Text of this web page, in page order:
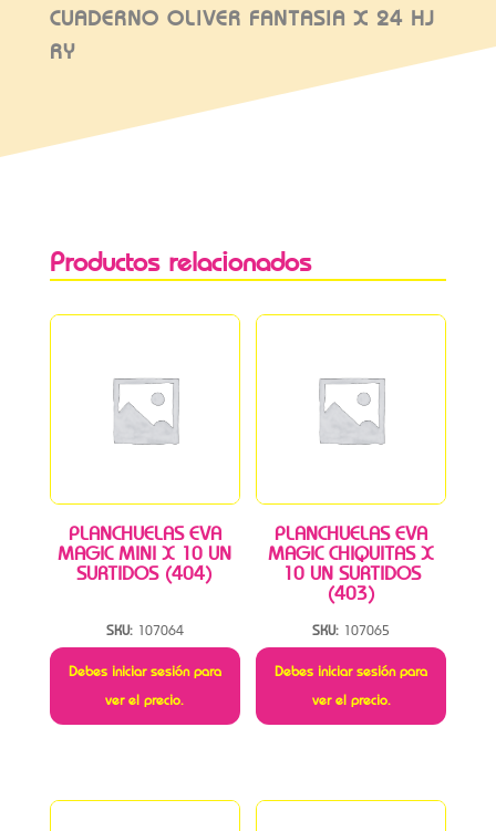
CUADERNO OLIVER FANTASIA X 24 HJ
RY
Productos relacionados
PLANCHUELAS EVA
MAGIC MINI X 10 UN
SURTIDOS (404)
SKU: 107064
Debes iniciar sesión para
ver el precio.
PLANCHUELAS EVA
MAGIC CHIQUITAS X
10 UN SURTIDOS
(403)
SKU: 107065
Debes iniciar sesión para
ver el precio.